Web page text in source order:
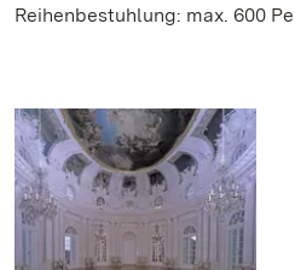
Reihenbestuhlung: max. 600